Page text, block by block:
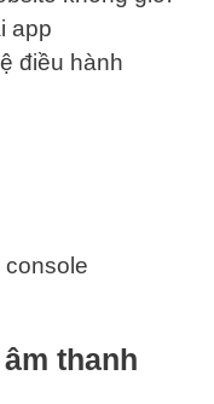
app
điều hành
console
thanh